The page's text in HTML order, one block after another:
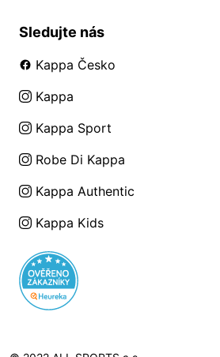
Sledujte nás
Kappa Česko
Kappa
Kappa Sport
Robe Di Kappa
Kappa Authentic
Kappa Kids